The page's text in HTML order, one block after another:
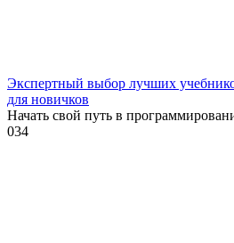
Экспертный выбор лучших
для новичков
Начать свой путь в
034